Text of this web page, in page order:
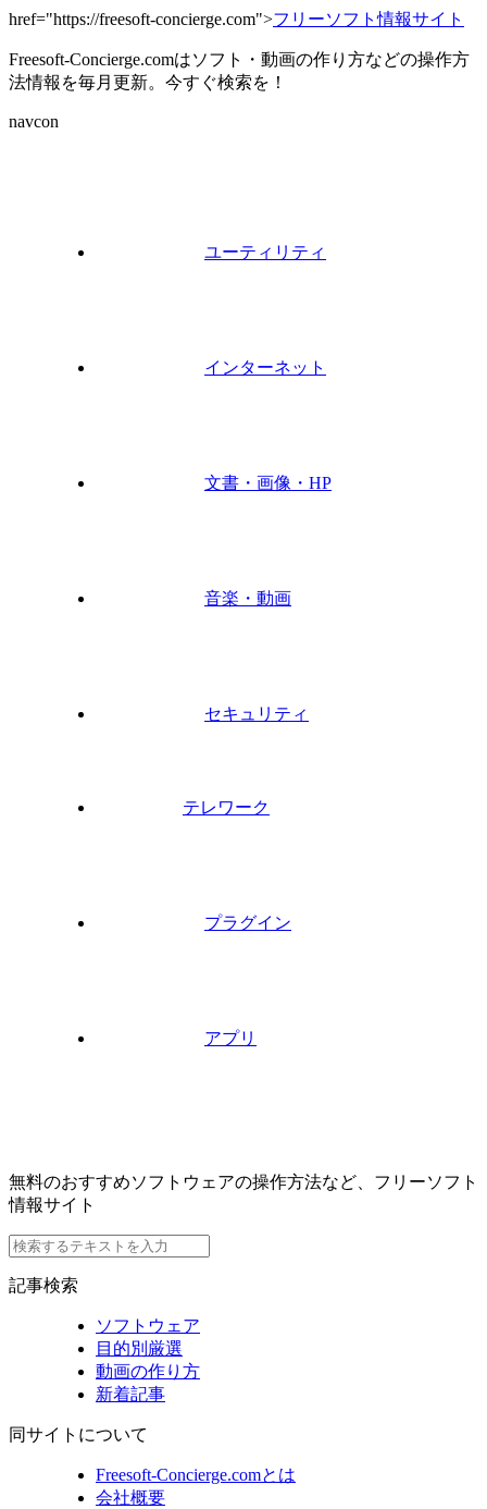
href="https://freesoft-concierge.com">フリーソフト情報サイト
Freesoft-Concierge.comはソフト・動画の作り方などの操作方
法情報を毎月更新。今すぐ検索を！
navcon
ユーティリティ
インターネット
文書・画像・HP
音楽・動画
セキュリティ
テレワーク
プラグイン
アプリ
無料のおすすめソフトウェアの操作方法など、フリーソフト
情報サイト
記事検索
ソフトウェア
目的別厳選
動画の作り方
新着記事
同サイトについて
Freesoft-Concierge.comとは
会社概要